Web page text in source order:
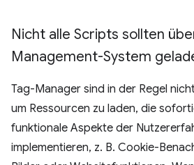
Nicht alle Scripts sollten
Management-System
Tag-Manager sind in der Regel
um Ressourcen zu laden, die
funktionale Aspekte der
implementieren, z. B. Cookie-